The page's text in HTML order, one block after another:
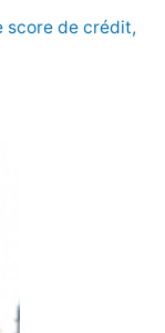
score de crédit,